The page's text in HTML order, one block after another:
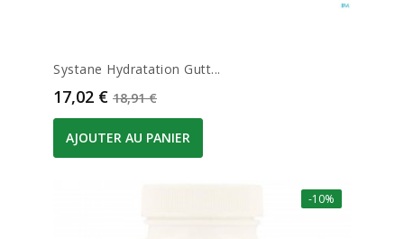
Systane Hydratation Gutt...
Prix
17,02 € Prix de base
18,91 €
AJOUTER AU PANIER
-10%